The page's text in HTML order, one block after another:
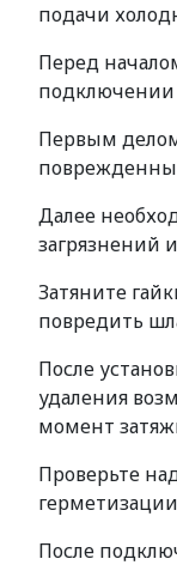
подачи
Перед
подключении
Первым
Далее
загрязнений
Затяните
повредить
После
удаления
момент
Проверьте
После